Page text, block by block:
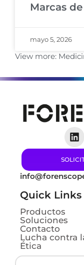
Marcas
mayo 5, 2026
View more:
Quick Links
Productos
Soluciones
Contacto
Lucha contra
Ética